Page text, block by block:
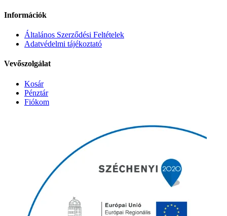
Információk
Általános Szerződési Feltételek
Adatvédelmi tájékoztató
Vevőszolgálat
Kosár
Pénztár
Fiókom